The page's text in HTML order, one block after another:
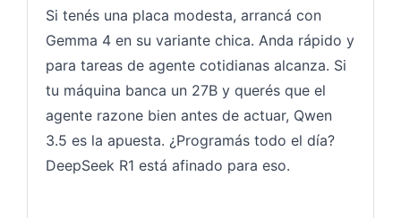
Si tenés una placa modesta, arrancá con
Gemma 4 en su variante chica. Anda rápido y
para tareas de agente cotidianas alcanza. Si
tu máquina banca un 27B y querés que el
agente razone bien antes de actuar, Qwen
3.5 es la apuesta. ¿Programás todo el día?
DeepSeek R1 está afinado para eso.